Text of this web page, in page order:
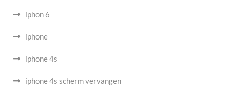
iphon 6
iphone
iphone 4s
iphone 4s scherm vervangen